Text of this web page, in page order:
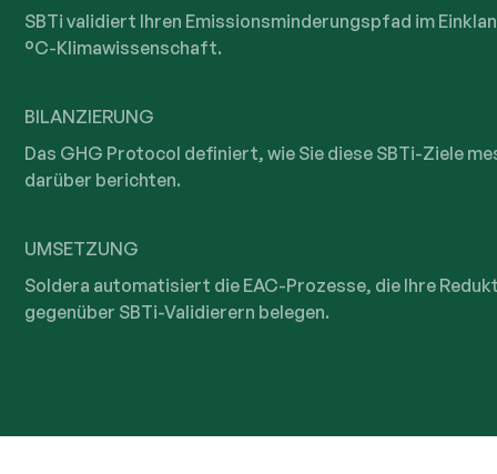
SBTi validiert Ihren Emissionsminderungspfad im
°C-Klimawissenschaft.
BILANZIERUNG
Das GHG Protocol definiert, wie Sie diese SBTi-Ziele
darüber berichten.
UMSETZUNG
Soldera automatisiert die EAC-Prozesse, die Ihre
gegenüber SBTi-Validierern belegen.